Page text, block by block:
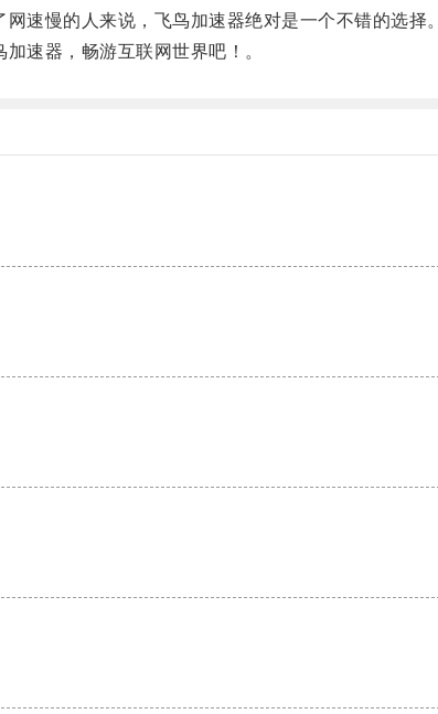
慢的人来说，飞鸟加速器绝对是一个不错的选择。
速器，畅游互联网世界吧！。